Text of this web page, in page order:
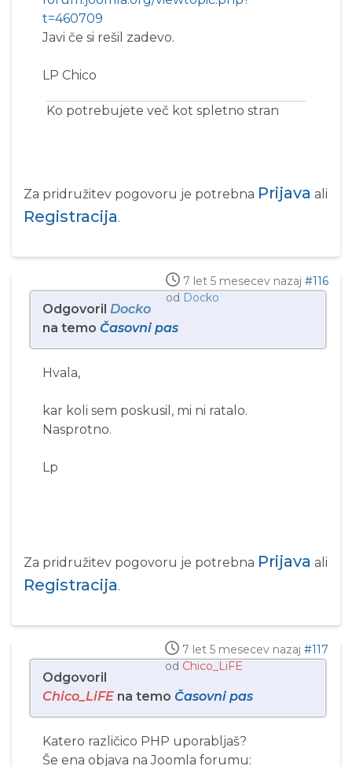
t=460709
Javi če si rešil zadevo.
LP Chico
Ko potrebujete več kot spletno stran
Za pridružitev pogovoru je potrebna Prijava ali
Registracija.
7 let 5 mesecev nazaj #116
od Docko
Odgovoril Docko
na temo Časovni pas
Hvala,
kar koli sem poskusil, mi ni ratalo.
Nasprotno.
Lp
Za pridružitev pogovoru je potrebna Prijava ali
Registracija.
7 let 5 mesecev nazaj #117
od Chico_LiFE
Odgovoril
Chico_LiFE na temo Časovni pas
Katero različico PHP uporabljaš?
Še ena objava na Joomla forumu: